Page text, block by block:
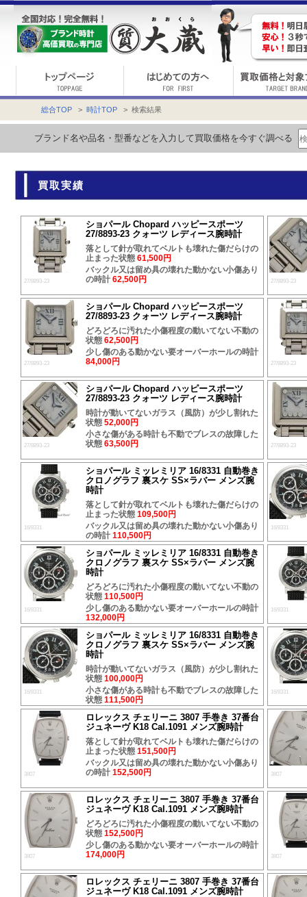
総合TOP > 時計TOP > 検索結果
ブランド名や品名・型番などを入力して買取価格を今すぐ調べる
買取実績
27/8893-23
ショパール Chopard ハッピースポーツ
27/8893-23 クォーツ レディース腕時計
落として針が取れてベルトも壊れた傷だらけの
止まった状態 61,500円
バックル又は留め具の壊れた動かない小傷あり
の時計 62,500円 27/8893-23
27/8893-23
ショパール Chopard ハッピースポーツ
27/8893-23 クォーツ レディース腕時計
どろどろに汚れた小傷程度の動いてない不動の
状態 62,500円
少し傷のある動かない要オーバーホールの時計
84,000円
27/8893-23
27/8893-23
ショパール Chopard ハッピースポーツ
27/8893-23 クォーツ レディース腕時計
時計が動いてないガラス（風防）が少し割れた
状態 52,000円
小さな傷がある時計も不動でブレスの故障した
状態 63,500円 27/8893-23
16/8331
ショパール ミッレミリア 16/8331 自動巻き
クロノグラフ 裏スケ SS×ラバー メンズ腕
時計
落として針が取れてベルトも壊れた傷だらけの
止まった状態 109,500円
バックル又は留め具の壊れた動かない小傷あり
の時計 110,500円
16/8331
16/8331
ショパール ミッレミリア 16/8331 自動巻き
クロノグラフ 裏スケ SS×ラバー メンズ腕
時計
どろどろに汚れた小傷程度の動いてない不動の
状態 110,500円
少し傷のある動かない要オーバーホールの時計
132,000円
16/8331
16/8331
ショパール ミッレミリア 16/8331 自動巻き
クロノグラフ 裏スケ SS×ラバー メンズ腕
時計
時計が動いてないガラス（風防）が少し割れた
状態 100,000円
小さな傷がある時計も不動でブレスの故障した
状態 111,500円
16/8331
3807
ロレックス チェリーニ 3807 手巻き 37番台
ジュネーヴ K18 Cal.1091 メンズ腕時計
落として針が取れてベルトも壊れた傷だらけの
止まった状態 151,500円
バックル又は留め具の壊れた動かない小傷あり
の時計 152,500円 3807
3807
ロレックス チェリーニ 3807 手巻き 37番台
ジュネーヴ K18 Cal.1091 メンズ腕時計
どろどろに汚れた小傷程度の動いてない不動の
状態 152,500円
少し傷のある動かない要オーバーホールの時計
174,000円
3807
ロレックス チェリーニ 3807 手巻き 37番台
ジュネーヴ K18 Cal.1091 メンズ腕時計